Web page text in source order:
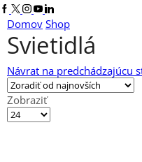
Facebook
Twitter
Instagram
Youtube
Linkedin
Domov Shop
Svietidlá
Návrat na predchádzajúcu
Zobraziť
Výrobkov
na